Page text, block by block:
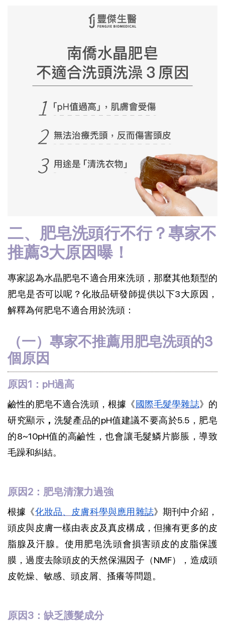
二、肥皂洗頭行不行？專家不
推薦3大原因曝！
專家認為水晶肥皂不適合用來洗頭，那麼其他類型的
肥皂是否可以呢？化妝品研發師提供以下3大原因，
解釋為何肥皂不適合用於洗頭：
（一）專家不推薦用肥皂洗頭的3
個原因
原因1：pH過高
鹼性的肥皂不適合洗頭，根據《國際毛髮學雜誌》的
研究顯示 ， 洗髮產品的pH值建議不要高於5.5，肥皂
的8~10pH值的高鹼性，也會讓毛髮鱗片膨脹，導致
毛躁和糾結。
原因2：肥皂清潔力過強
根據《化妝品、皮膚科學與應用雜誌》期刊中介紹，
頭皮與皮膚一樣由表皮及真皮構成，但擁有更多的皮
脂腺及汗腺。使用肥皂洗頭會損害頭皮的皮脂保護
膜，過度去除頭皮的天然保濕因子（NMF），造成頭
皮乾燥、敏感、頭皮屑、搔癢等問題。
原因3：缺乏護髮成分